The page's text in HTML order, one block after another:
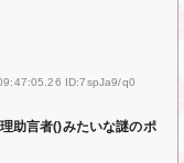
ID:7spJa9/q0
助言者()みたいな謎のポ